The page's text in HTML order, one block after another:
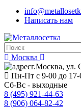
Написать нам
Москва
г.Москва, ул.
Пн-Пт с 9-00 до 17-
Сб-Вс - выходные
8 (495) 921-44-63
8 (906) 064-82-42